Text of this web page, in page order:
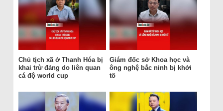
Chủ tịch xã ở Thanh Hóa bị
khai trừ đảng do liên quan
cá độ world cup
Giám đốc sở Khoa học và
ông nghệ bắc ninh bị khởi
tố